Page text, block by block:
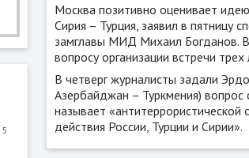
5
Москва позитивно оценивает
Сирия – Турция, заявил в пятницу
замглавы МИД Михаил Богданов.
вопросу организации встречи
В четверг журналисты задали
Азербайджан – Туркмения)
называет «антитеррористической
действия России, Турции и Сирии».